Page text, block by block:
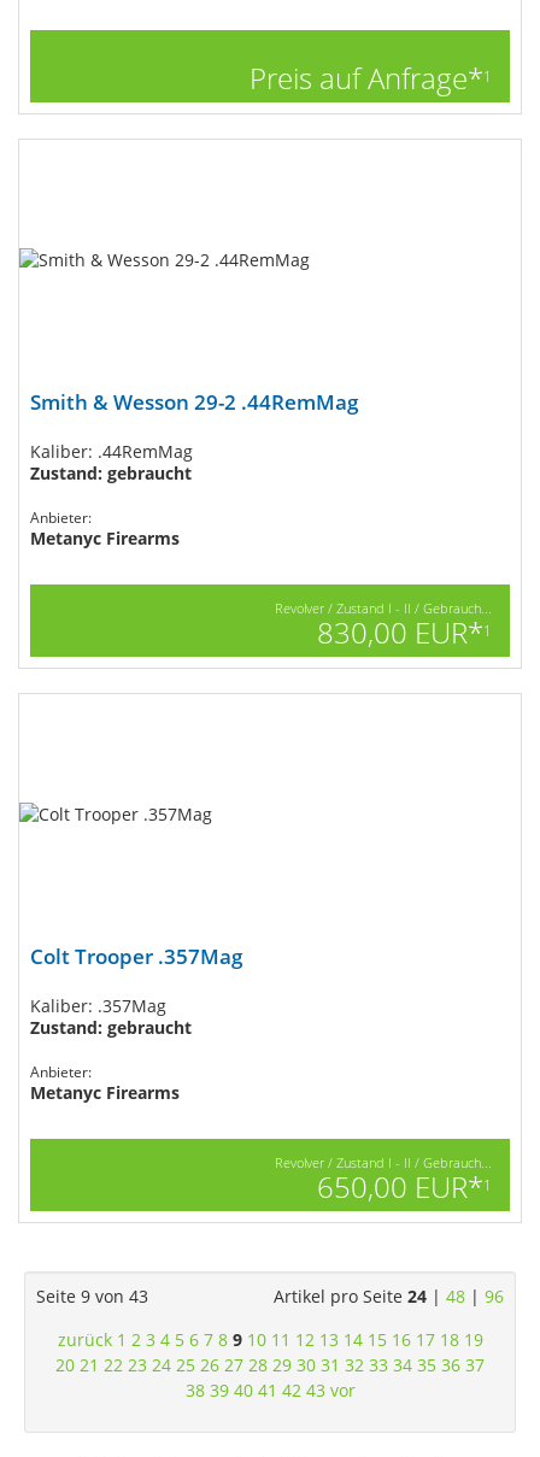
Preis auf Anfrage*1
Smith & Wesson 29-2 .44RemMag
Kaliber: .44RemMag
Zustand: gebraucht
Anbieter:
Metanyc Firearms
Revolver / Zustand I - II / Gebrauch...
830,00 EUR*1
Colt Trooper .357Mag
Kaliber: .357Mag
Zustand: gebraucht
Anbieter:
Metanyc Firearms
Revolver / Zustand I - II / Gebrauch...
650,00 EUR*1
Artikel pro Seite 24 | 48 | 96
Seite 9 von 43
zurück 1 2 3 4 5 6 7 8 9 10 11 12 13 14 15 16 17 18 19
20 21 22 23 24 25 26 27 28 29 30 31 32 33 34 35 36 37
38 39 40 41 42 43 vor